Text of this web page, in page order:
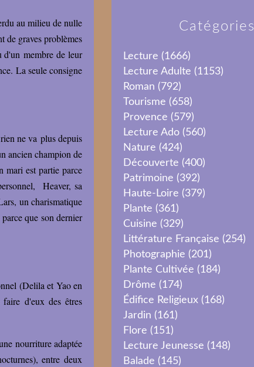
au milieu de nulle
de graves problèmes
d'un membre de leur
La seule consigne
ne va plus depuis
ancien champion de
mari est partie parce
Heaver, sa
un charismatique
que son dernier
(Delila et Yao en
d'eux des êtres
nourriture adaptée
entre deux
Catégories
Lecture (1666)
Lecture Adulte (1153)
Roman (792)
Tourisme (658)
Provence (579)
Lecture Ado (560)
Nature (424)
Découverte (400)
Patrimoine (392)
Haute-Loire (379)
Plante (361)
Cuisine (329)
Littérature Française (254)
Photographie (201)
Plante Cultivée (184)
Drôme (174)
Édifice Religieux (168)
Jardin (161)
Flore (151)
Lecture Jeunesse (148)
Balade (145)